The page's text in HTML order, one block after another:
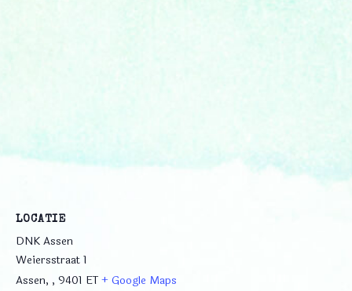
LOCATIE
DNK Assen
Weiersstraat 1
Assen, , 9401 ET+ Google Maps